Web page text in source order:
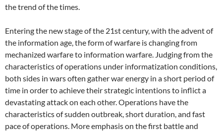
the trend of the times.
Entering the new stage of the 21st century, with the advent of
the information age, the form of warfare is changing from
mechanized warfare to information warfare. Judging from the
characteristics of operations under informatization conditions,
both sides in wars often gather war energy in a short period of
time in order to achieve their strategic intentions to inflict a
devastating attack on each other. Operations have the
characteristics of sudden outbreak, short duration, and fast
pace of operations. More emphasis on the first battle and